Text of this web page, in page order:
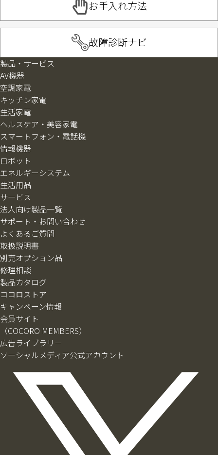
お手入れ方法
故障診断ナビ
製品・サービス
AV機器
空調家電
キッチン家電
生活家電
ヘルスケア・美容家電
スマートフォン・電話機
情報機器
ロボット
エネルギーシステム
生活用品
サービス
法人向け製品一覧
サポート・お問い合わせ
よくあるご質問
取扱説明書
別売オプション品
修理相談
製品カタログ
ココロストア
キャンペーン情報
会員サイト
（COCORO MEMBERS）
広告ライブラリー
ソーシャルメディア公式アカウント